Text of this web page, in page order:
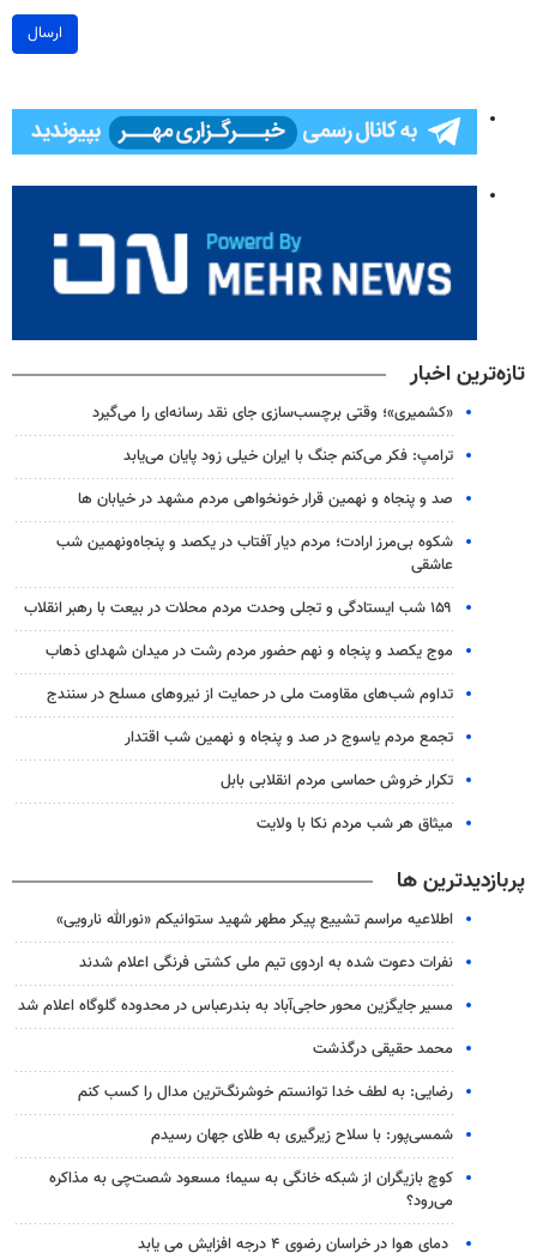
ارسال
تازه‌ترین اخبار
«کشمیری»؛ وقتی برچسب‌سازی جای نقد رسانه‌ای را می‌گیرد
ترامپ: فکر می‌کنم جنگ با ایران خیلی زود پایان می‌یابد
صد و پنجاه و نهمین قرار خونخواهی مردم مشهد در خیابان ها
شکوه بی‌مرز ارادت؛ مردم دیار آفتاب در یکصد و پنجاه‌ونهمین شب
عاشقی
۱۵۹ شب ایستادگی و تجلی وحدت مردم محلات در بیعت با رهبر انقلاب
موج یکصد و پنجاه و نهم حضور مردم رشت در میدان شهدای ذهاب
تداوم شب‌های مقاومت ملی در حمایت از نیروهای مسلح در سنندج
تجمع مردم یاسوج در صد و پنجاه و نهمین شب اقتدار
تکرار خروش حماسی مردم انقلابی بابل
میثاق هر شب مردم نکا با ولایت
پربازدیدترین ها
اطلاعیه مراسم تشییع پیکر مطهر شهید ستوانیکم «نورالله نارویی»
نفرات دعوت شده به اردوی تیم ملی کشتی فرنگی اعلام شدند
مسیر جایگزین محور حاجی‌آباد به بندرعباس در محدوده گلوگاه اعلام شد
محمد حقیقی درگذشت
رضایی: به لطف خدا توانستم خوشرنگ‌ترین مدال را کسب کنم
شمسی‌پور: با سلاح زیرگیری به طلای جهان رسیدم
کوچ بازیگران از شبکه خانگی به سیما؛ مسعود شصت‌چی به مذاکره
می‌رود؟
دمای هوا در خراسان رضوی ۴ درجه افزایش می یابد